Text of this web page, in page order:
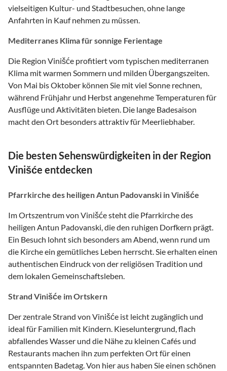
vielseitigen Kultur- und Stadtbesuchen, ohne lange
Anfahrten in Kauf nehmen zu müssen.
Mediterranes Klima für sonnige Ferientage
Die Region Vinišće profitiert vom typischen mediterranen
Klima mit warmen Sommern und milden Übergangszeiten.
Von Mai bis Oktober können Sie mit viel Sonne rechnen,
während Frühjahr und Herbst angenehme Temperaturen für
Ausflüge und Aktivitäten bieten. Die lange Badesaison
macht den Ort besonders attraktiv für Meerliebhaber.
Die besten Sehenswürdigkeiten in der Region
Vinišće entdecken
Pfarrkirche des heiligen Antun Padovanski in Vinišće
Im Ortszentrum von Vinišće steht die Pfarrkirche des
heiligen Antun Padovanski, die den ruhigen Dorfkern prägt.
Ein Besuch lohnt sich besonders am Abend, wenn rund um
die Kirche ein gemütliches Leben herrscht. Sie erhalten einen
authentischen Eindruck von der religiösen Tradition und
dem lokalen Gemeinschaftsleben.
Strand Vinišće im Ortskern
Der zentrale Strand von Vinišće ist leicht zugänglich und
ideal für Familien mit Kindern. Kieseluntergrund, flach
abfallendes Wasser und die Nähe zu kleinen Cafés und
Restaurants machen ihn zum perfekten Ort für einen
entspannten Badetag. Von hier aus haben Sie einen schönen